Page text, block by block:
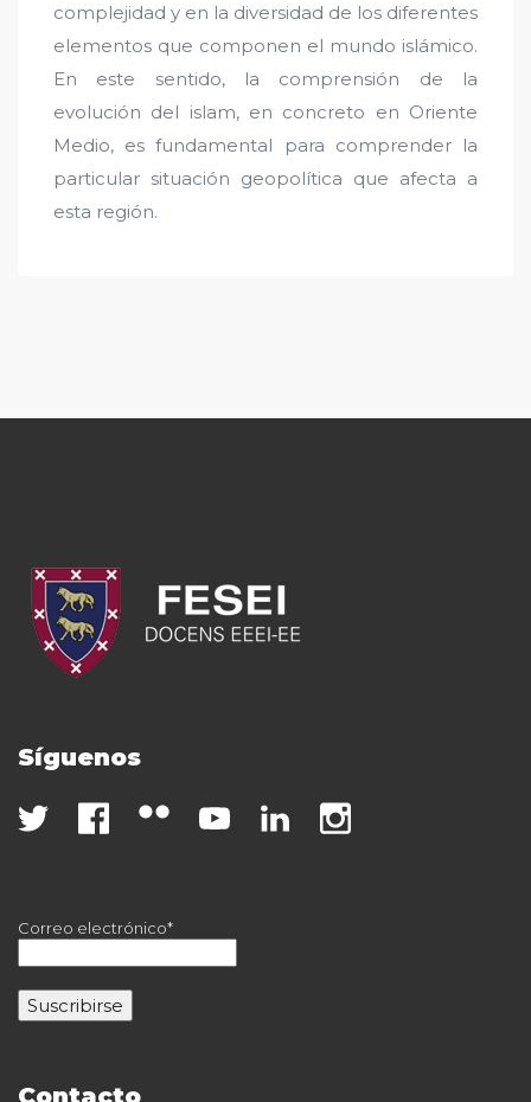
complejidad y en la diversidad de los diferentes
elementos que componen el mundo islámico.
En este sentido, la comprensión de la
evolución del islam, en concreto en Oriente
Medio, es fundamental para comprender la
particular situación geopolítica que afecta a
esta región.
Síguenos
Correo electrónico*
Contacto